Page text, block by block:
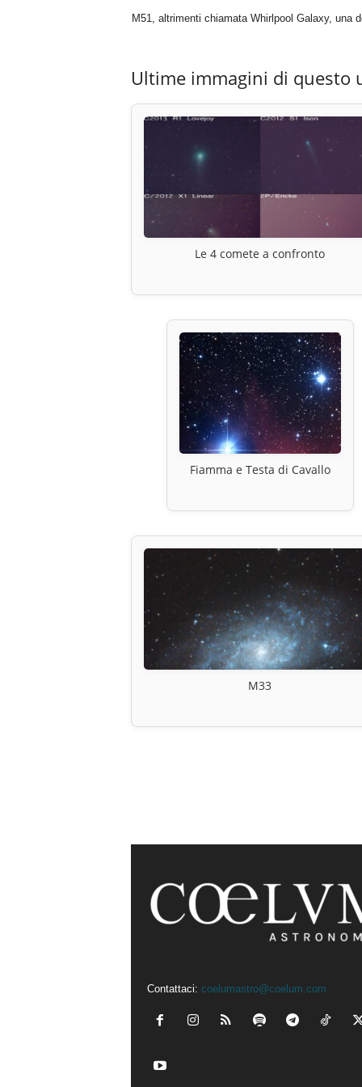
M51, altrimenti chiamata Whirlpool Galaxy,
Ultime immagini di questo
Le 4 comete a confronto
Fiamma e Testa di Cavallo
M33
Contattaci: coelumastro@coelum.com